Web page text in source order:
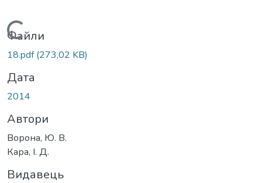
Вантажиться...
Файли
18.pdf(273,02 KB)
Дата
2014
Автори
Ворона, Ю. В.
Кара, І. Д.
Видавець